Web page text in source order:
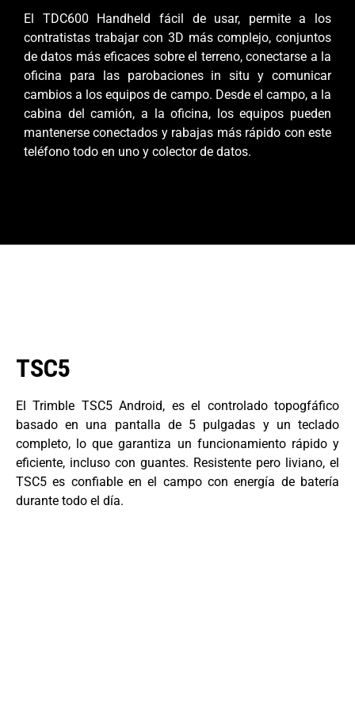
El TDC600 Handheld fácil de usar, permite a los
contratistas trabajar con 3D más complejo, conjuntos
de datos más eficaces sobre el terreno, conectarse a la
oficina para las parobaciones in situ y comunicar
cambios a los equipos de campo. Desde el campo, a la
cabina del camión, a la oficina, los equipos pueden
mantenerse conectados y rabajas más rápido con este
teléfono todo en uno y colector de datos.
TSC5
El Trimble TSC5 Android, es el controlado topogfáfico
basado en una pantalla de 5 pulgadas y un teclado
completo, lo que garantiza un funcionamiento rápido y
eficiente, incluso con guantes. Resistente pero liviano, el
TSC5 es confiable en el campo con energía de batería
durante todo el día.